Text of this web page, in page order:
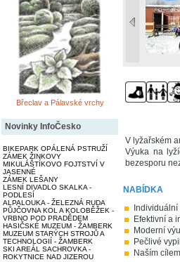
Břeclav a Pálavské vrchy
Novinky InfoČesko
BIKEPARK OPÁLENÁ PSTRUŽÍ
ZÁMEK ŽINKOVY
MIKULÁŠTÍKOVO FOJTSTVÍ V
JASENNÉ
ZÁMEK LEŠANY
LESNÍ DIVADLO SKALKA -
PODLESÍ
ALPALOUKA - ŽELEZNÁ RUDA
PŮJČOVNA KOL A KOLOBĚŽEK -
VRBNO POD PRADĚDEM
HASIČSKÉ MUZEUM - ŽAMBERK
MUZEUM STARÝCH STROJŮ A
TECHNOLOGIÍ - ŽAMBERK
SKI AREÁL SACHROVKA -
ROKYTNICE NAD JIZEROU
V lyžařském
Výuka na
bezesporu
NABÍDKA
Efektivní a
Moderní
Pečlivé
Naším